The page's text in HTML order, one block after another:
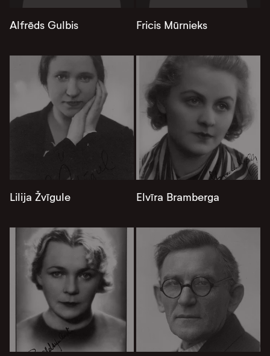
Alfrēds Gulbis Fricis Mūrnieks
Lilija Žvīgule Elvīra Bramberga